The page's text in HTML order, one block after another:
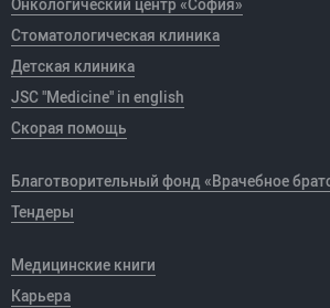
Онкологический центр «София»
Стоматологическая клиника
Детская клиника
JSC "Medicine" in english
Скорая помощь
Благотворительный фонд «Врачебное
Тендеры
Медицинские книги
Карьера